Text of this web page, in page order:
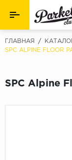
Назад
Паркет
ГЛАВНАЯ / КАТАЛОГ
SPC ALPINE FLOOR
SPC Alpine